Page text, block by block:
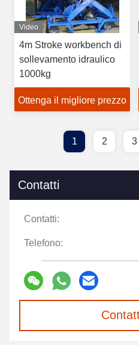
Video
4m Stroke workbench di
sollevamento idraulico
1000kg
Ottenga il migliore prezzo
1 2 3
Contatti
Contatti:
Telefono: